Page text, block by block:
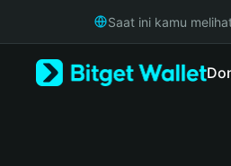
Русский
Saat ini kamu